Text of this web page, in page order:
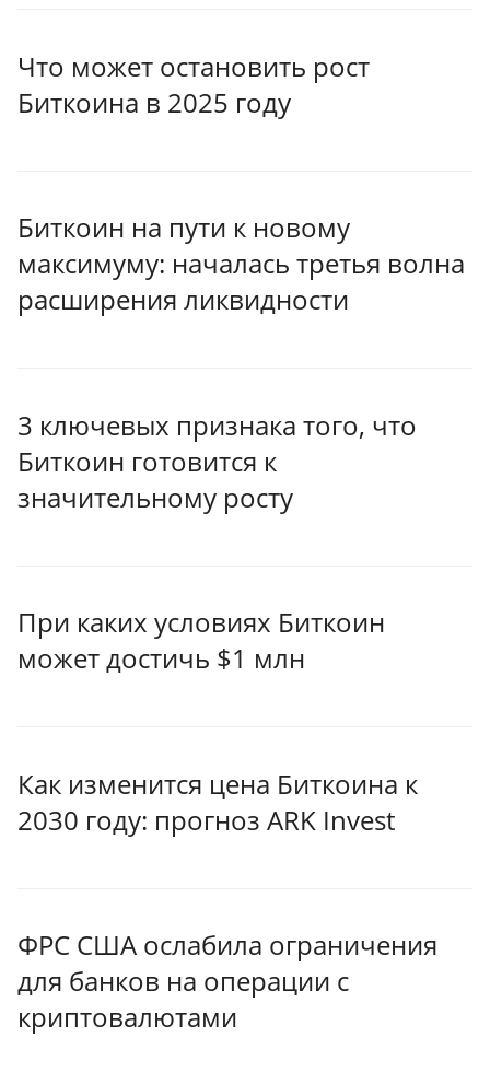
Что может остановить рост
Биткоина в 2025 году
Биткоин на пути к новому
максимуму: началась третья волна
расширения ликвидности
3 ключевых признака того, что
Биткоин готовится к
значительному росту
При каких условиях Биткоин
может достичь $1 млн
Как изменится цена Биткоина к
2030 году: прогноз ARK Invest
ФРС США ослабила ограничения
для банков на операции с
криптовалютами